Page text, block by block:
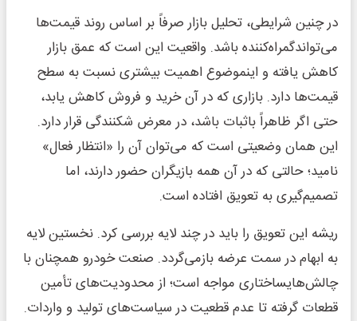
در چنین شرایطی، تحلیل بازار صرفاً بر اساس روند قیمت‌ها
می‌تواندگمراه‌کننده باشد. واقعیت این است که عمق بازار
کاهش یافته و اینموضوع اهمیت بیشتری نسبت به سطح
قیمت‌ها دارد. بازاری که در آن خرید و فروش کاهش یابد،
حتی اگر ظاهراً باثبات باشد، در معرض شکنندگی قرار دارد.
این همان وضعیتی است که می‌توان آن را «انتظار فعال»
نامید؛ حالتی که در آن همه بازیگران حضور دارند، اما
تصمیم‌گیری به تعویق افتاده است.
ریشه این تعویق را باید در چند لایه بررسی کرد. نخستین لایه
به ابهام در سمت عرضه بازمی‌گردد. صنعت خودرو همچنان با
چالش‌هایساختاری مواجه است؛ از محدودیت‌های تأمین
قطعات گرفته تا عدم قطعیت در سیاست‌های تولید و واردات.